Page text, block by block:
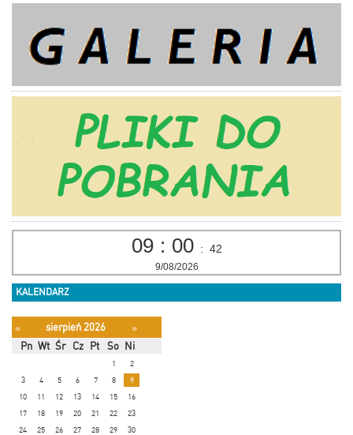
09 : 00 : 42
9/08/2026
KALENDARZ
« sierpień 2026
»
Pn Wt Śr Cz Pt So Ni
1
2
3
4 5 6 7 8
9
10
11 12 13 14 15
16
17
18 19 20 21 22
23
24
25 26 27 28 29 30